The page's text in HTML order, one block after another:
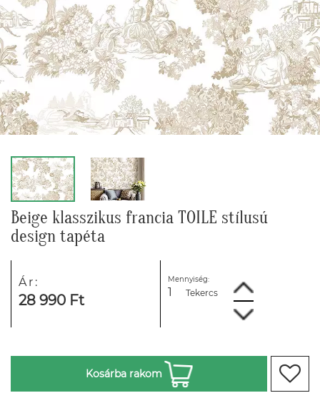
Beige klasszikus francia TOILE stílusú
design tapéta
Ár:
28 990 Ft
Mennyiség:
Tekercs
Kosárba rakom